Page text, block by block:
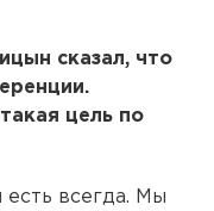
сказал, что
цель по
всегда. Мы